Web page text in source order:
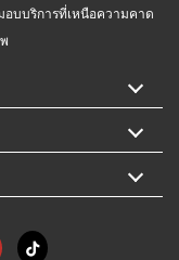
อบบริการที่เหนือความคาด